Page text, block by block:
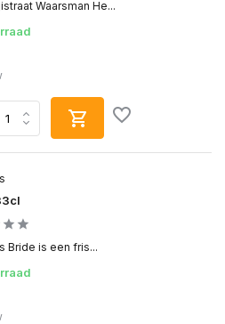
Waarsman He...
Bride is een fris...